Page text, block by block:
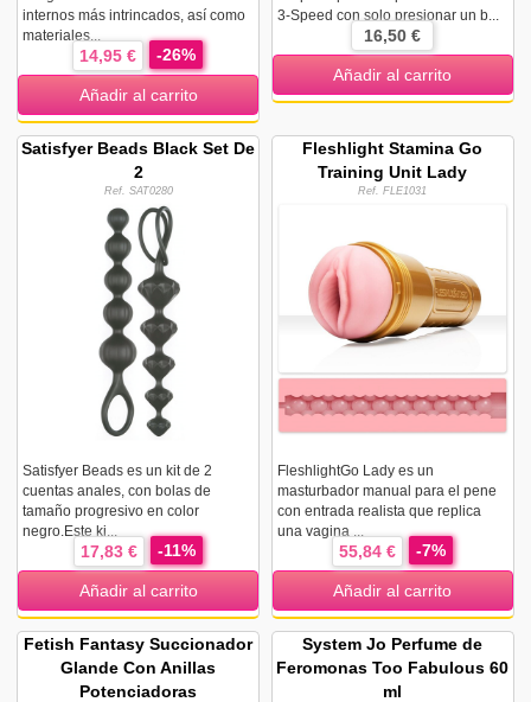
internos más intrincados, así como
materiales...
14,95 € -26%
Añadir al carrito
3-Speed con solo presionar un b...
16,50 €
Añadir al carrito
Satisfyer Beads Black Set De
2
Ref. SAT0280
Satisfyer Beads es un kit de 2
cuentas anales, con bolas de
tamaño progresivo en color
negro.Este ki...
17,83 € -11%
Añadir al carrito
Fleshlight Stamina Go
Training Unit Lady
Ref. FLE1031
FleshlightGo Lady es un
masturbador manual para el pene
con entrada realista que replica
una vagina ...
55,84 € -7%
Añadir al carrito
Fetish Fantasy Succionador
Glande Con Anillas
Potenciadoras
System Jo Perfume de
Feromonas Too Fabulous 60
ml